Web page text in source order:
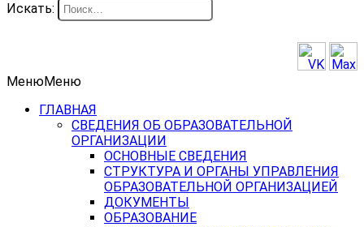
Искать:
МенюМеню
ГЛАВНАЯ
СВЕДЕНИЯ ОБ ОБРАЗОВАТЕЛЬНОЙ
ОРГАНИЗАЦИИ
ОСНОВНЫЕ СВЕДЕНИЯ
СТРУКТУРА И ОРГАНЫ УПРАВЛЕНИЯ
ОБРАЗОВАТЕЛЬНОЙ ОРГАНИЗАЦИЕЙ
ДОКУМЕНТЫ
ОБРАЗОВАНИЕ